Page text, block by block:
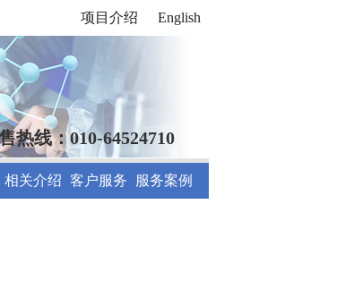
项目介绍 English
热线：010-64524710
相关介绍 客户服务 服务案例